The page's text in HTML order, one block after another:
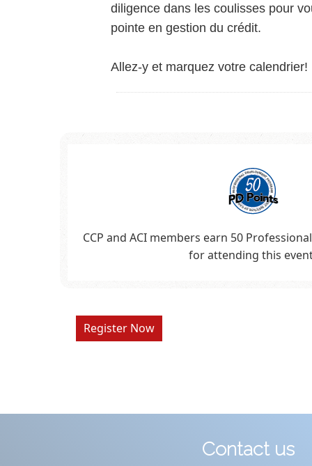
diligence dans les coulisses pour
pointe en gestion du crédit.
Allez-y et marquez votre calendrier!
CCP and ACI members earn 50
for attending this
Register Now
Contact us